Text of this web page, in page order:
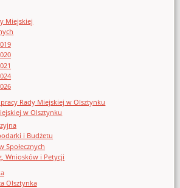
Miejskiej
Rady Miejskiej w Olsztynku
w Olsztynku
i Budżetu
Społecznych
Wniosków i Petycji
Olsztynka